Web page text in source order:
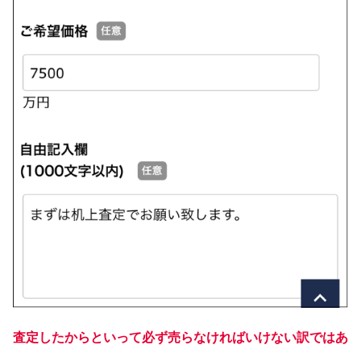
査定したからといって必ず売らなければいけない訳ではあ